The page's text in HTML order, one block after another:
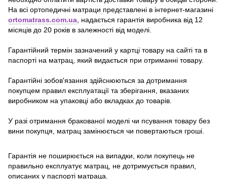
На всі ортопедичні матраци представлені в інтернет-магазині
ortomatrass.com.ua, надається гарантія виробника від 12
місяців до 20 років в залежності від моделі.
Гарантійний термін зазначений у картці товару на сайті та в
паспорті на матрац, який видається при отриманні товару.
Гарантійні зобов'язання здійснюються за дотримання
покупцем правил експлуатації та зберігання, вказаних
виробником на упаковці або вкладках до товарів.
У разі отримання бракованої моделі чи псування товару без
вини покупця, матрац замінюється чи повертаються гроші.
Гарантія не поширюється на випадки, коли покупець не
правильно експлуатує матрац, не дотримується правил,
описаних у паспорті матраца.